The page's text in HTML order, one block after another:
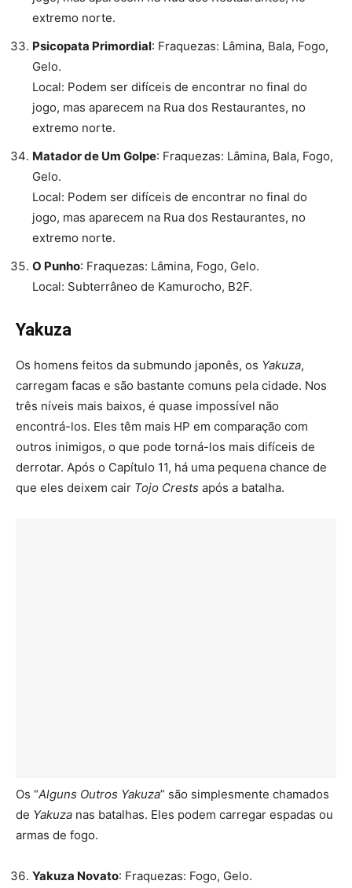
extremo norte.
Psicopata Primordial: Fraquezas: Lâmina, Bala, Fogo,
Gelo.
Local: Podem ser difíceis de encontrar no final do
jogo, mas aparecem na Rua dos Restaurantes, no
extremo norte.
Matador de Um Golpe: Fraquezas: Lâmina, Bala, Fogo,
Gelo.
Local: Podem ser difíceis de encontrar no final do
jogo, mas aparecem na Rua dos Restaurantes, no
extremo norte.
O Punho: Fraquezas: Lâmina, Fogo, Gelo.
Local: Subterrâneo de Kamurocho, B2F.
Yakuza
Os homens feitos da submundo japonês, os Yakuza,
carregam facas e são bastante comuns pela cidade. Nos
três níveis mais baixos, é quase impossível não
encontrá-los. Eles têm mais HP em comparação com
outros inimigos, o que pode torná-los mais difíceis de
derrotar. Após o Capítulo 11, há uma pequena chance de
que eles deixem cair Tojo Crests após a batalha.
Os “Alguns Outros Yakuza” são simplesmente chamados
de Yakuza nas batalhas. Eles podem carregar espadas ou
armas de fogo.
Yakuza Novato: Fraquezas: Fogo, Gelo.